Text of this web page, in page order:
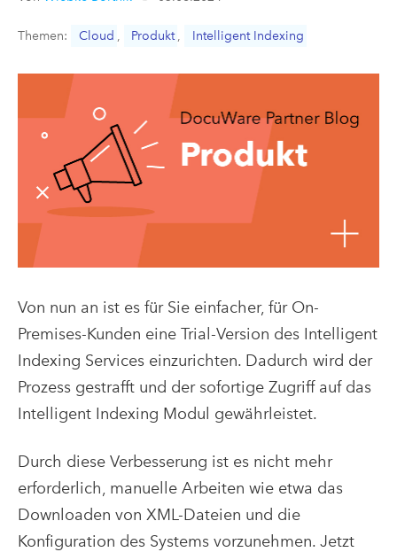
Themen: Cloud , Produkt , Intelligent Indexing
Von nun an ist es für Sie einfacher, für On-
Premises-Kunden eine Trial-Version des Intelligent
Indexing Services einzurichten. Dadurch wird der
Prozess gestrafft und der sofortige Zugriff auf das
Intelligent Indexing Modul gewährleistet.
Durch diese Verbesserung ist es nicht mehr
erforderlich, manuelle Arbeiten wie etwa das
Downloaden von XML-Dateien und die
Konfiguration des Systems vorzunehmen. Jetzt